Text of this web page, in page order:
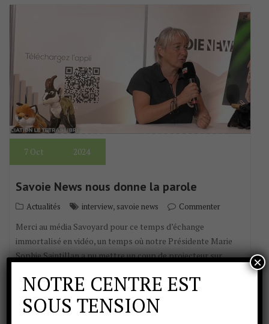
7 Oct 2024
Savoie News nous donne la parole
Actualités interview, savoie news Commenter
Merci au média Savoyard pour ce temps d’échange
immortalisé en vidéo, un temps où notre Présidente Marie
Sophie Saintillan a pu mettre un coup de projecteur sur
Lire plus
NOTRE CENTRE EST
SOUS TENSION
×